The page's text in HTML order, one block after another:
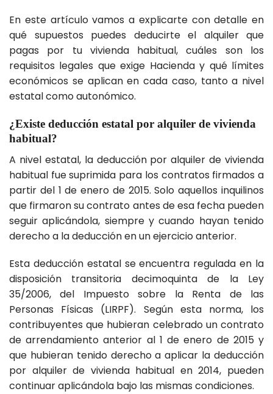
En este artículo vamos a explicarte con detalle en
qué supuestos puedes deducirte el alquiler que
pagas por tu vivienda habitual, cuáles son los
requisitos legales que exige Hacienda y qué límites
económicos se aplican en cada caso, tanto a nivel
estatal como autonómico.
¿Existe deducción estatal por alquiler de vivienda
habitual?
A nivel estatal, la deducción por alquiler de vivienda
habitual fue suprimida para los contratos firmados a
partir del 1 de enero de 2015. Solo aquellos inquilinos
que firmaron su contrato antes de esa fecha pueden
seguir aplicándola, siempre y cuando hayan tenido
derecho a la deducción en un ejercicio anterior.
Esta deducción estatal se encuentra regulada en la
disposición transitoria decimoquinta de la Ley
35/2006, del Impuesto sobre la Renta de las
Personas Físicas (LIRPF). Según esta norma, los
contribuyentes que hubieran celebrado un contrato
de arrendamiento anterior al 1 de enero de 2015 y
que hubieran tenido derecho a aplicar la deducción
por alquiler de vivienda habitual en 2014, pueden
continuar aplicándola bajo las mismas condiciones.